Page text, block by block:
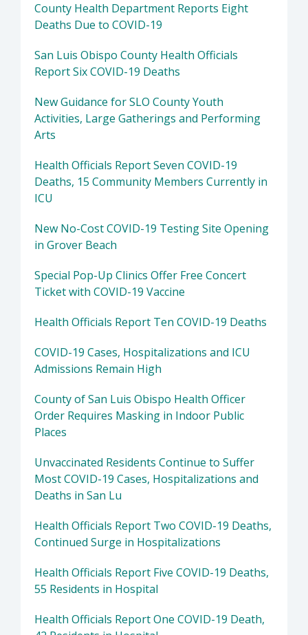
County Health Department Reports Eight
Deaths Due to COVID-19
San Luis Obispo County Health Officials
Report Six COVID-19 Deaths
New Guidance for SLO County Youth
Activities, Large Gatherings and Performing
Arts
Health Officials Report Seven COVID-19
Deaths, 15 Community Members Currently in
ICU
New No-Cost COVID-19 Testing Site Opening
in Grover Beach
Special Pop-Up Clinics Offer Free Concert
Ticket with COVID-19 Vaccine
Health Officials Report Ten COVID-19 Deaths
COVID-19 Cases, Hospitalizations and ICU
Admissions Remain High
County of San Luis Obispo Health Officer
Order Requires Masking in Indoor Public
Places
Unvaccinated Residents Continue to Suffer
Most COVID-19 Cases, Hospitalizations and
Deaths in San Lu
Health Officials Report Two COVID-19 Deaths,
Continued Surge in Hospitalizations
Health Officials Report Five COVID-19 Deaths,
55 Residents in Hospital
Health Officials Report One COVID-19 Death,